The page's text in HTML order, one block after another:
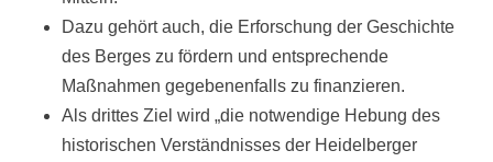
Dazu gehört auch, die Erforschung der Geschichte
des Berges zu fördern und entsprechende
Maßnahmen gegebenenfalls zu finanzieren.
Als drittes Ziel wird „die notwendige Hebung des
historischen Verständnisses der Heidelberger